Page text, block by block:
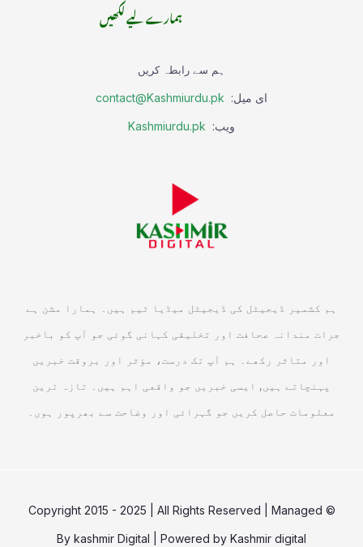
ہمارے لیے لکھیں
ہم سے رابطہ کریں
ای میل: contact@Kashmiurdu.pk
ویب: Kashmiurdu.pk
ہم کشمیر ڈیجیٹل کی ڈیجیٹل میڈیا ٹیم ہیں۔ ہمارا مشن ہے
جرات مندانہ صحافت اور تخلیقی کہانی گوئی جو آپ کو باخبر
اور متاثر رکھے۔ ہم آپ تک درست، مؤثر اور بروقت خبریں
پہنچاتے ہیں, ایسی خبریں جو واقعی اہم ہیں۔ تازہ ترین
معلومات حاصل کریں جو گہرائی اور وضاحت سے بھرپور ہوں۔
© Copyright 2015 - 2025 | All Rights Reserved | Managed
By kashmir Digital | Powered by Kashmir digital